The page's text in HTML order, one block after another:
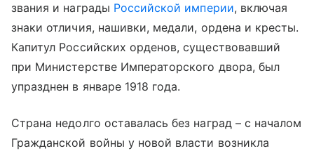
звания и награды Российской империи, включая
знаки отличия, нашивки, медали, ордена и кресты.
Капитул Российских орденов, существовавший
при Министерстве Императорского двора, был
упразднен в январе 1918 года.
Страна недолго оставалась без наград – с началом
Гражданской войны у новой власти возникла